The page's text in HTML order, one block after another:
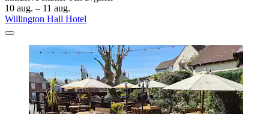
10 aug. – 11 aug.
Willington Hall Hotel